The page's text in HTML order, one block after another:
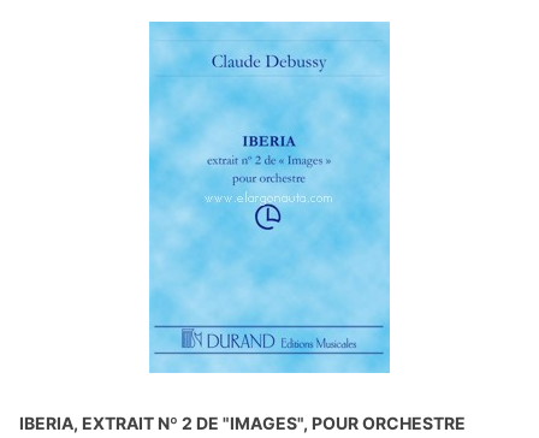
IBERIA, EXTRAIT Nº 2 DE "IMAGES", POUR ORCHESTRE